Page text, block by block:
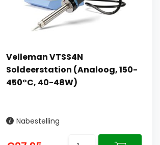
Velleman VTSS4N
Soldeerstation (Analoog, 150-
450°C, 40-48W)
Nabestelling